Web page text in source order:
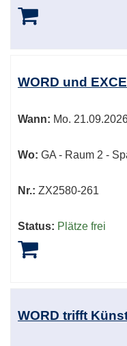
WORD und
Wann: Mo.
Wo: GA - Raum 2 -
Nr.: ZX2580-261
Status: Plätze frei
WORD trifft